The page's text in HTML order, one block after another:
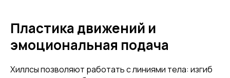
Пластика движений и
эмоциональная подача
Хиллсы позволяют работать с линиями тела: изгиб